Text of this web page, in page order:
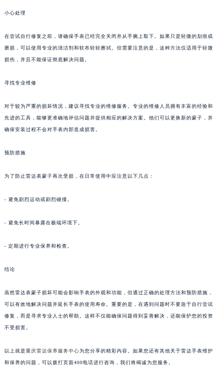
小心处理
在尝试自行修复之前，请确保手表已经完全关闭并从手腕上取下。如果只是轻微的划痕或
磨损，可以使用专业的清洁剂和软布轻轻擦拭。但需要注意的是，这种方法仅适用于轻微
损伤，并且不能保证彻底解决问题。
寻找专业维修
对于较为严重的损坏情况，建议寻找专业的维修服务。专业的维修人员拥有丰富的经验和
先进的工具，能够更准确地评估问题并提供相应的解决方案。他们可以更换新的蒙子，并
确保安装过程不会对手表内部造成损害。
预防措施
为了防止雷达表蒙子再次受损，在日常使用中应注意以下几点：
- 避免剧烈运动或剧烈碰撞。
- 避免长时间暴露在极端环境下。
- 定期进行专业保养和检查。
结论
虽然雷达表蒙子损坏可能会影响手表的外观和功能，但通过正确的处理方法和预防措施，
可以有效地解决问题并延长手表的使用寿命。重要的是，在遇到问题时不要急于自行尝试
修复，而是寻求专业人士的帮助。这样不仅能确保问题得到妥善解决，还能保护您的投资
不受损害。
以上就是重庆雷达保养服务中心为您分享的精彩内容。如果您还有其他关于雷达手表维护
和保养的问题，可以拨打页面400电话进行咨询，我们将竭诚为您服务。